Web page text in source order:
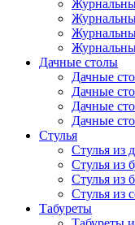
Дачные столы
Дачные
Дачные
Дачные
Дачные
Стулья
Стулья из
Стулья из
Стулья из
Стулья из
Табуреты